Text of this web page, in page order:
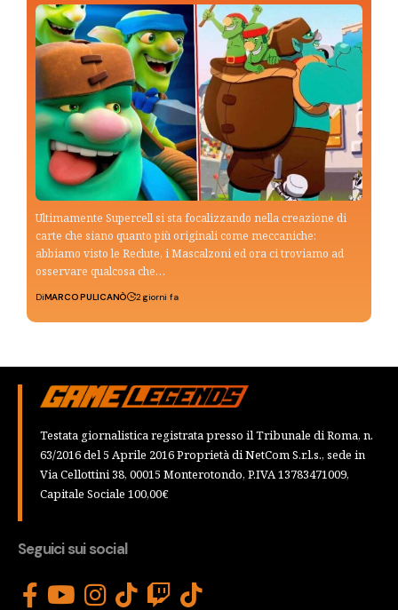
Ultimamente Supercell si sta focalizzando nella creazione di
carte che siano quanto più originali come meccaniche:
abbiamo visto le Reclute, i Mascalzoni ed ora ci troviamo ad
osservare qualcosa che…
DiMARCO PULICANÒ 2 giorni fa
Testata giornalistica registrata presso il Tribunale di Roma, n.
63/2016 del 5 Aprile 2016 Proprietà di NetCom S.r.l.s., sede in
Via Cellottini 38, 00015 Monterotondo, P.IVA 13783471009,
Capitale Sociale 100,00€
Seguici sui social